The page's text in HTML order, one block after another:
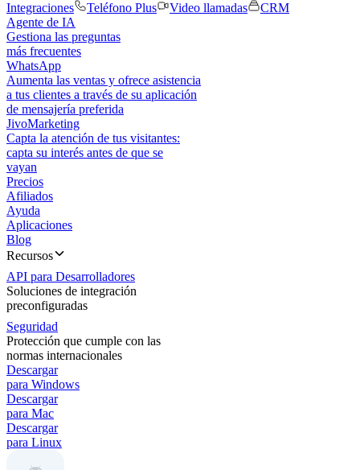
Integraciones
Teléfono Plus Video llamadas
CRM
Agente de IA
Gestiona las preguntas
más frecuentes
WhatsApp
Aumenta las ventas y ofrece asistencia
a tus clientes a través de su aplicación
de mensajería preferida
JivoMarketing
Capta la atención de tus visitantes:
capta su interés antes de que se
vayan
Precios
Afiliados
Ayuda
Aplicaciones
Blog
Recursos
API para Desarrolladores
Soluciones de integración
preconfiguradas
Seguridad
Protección que cumple con las
normas internacionales
Descargar
para Windows
Descargar
para Mac
Descargar
para Linux